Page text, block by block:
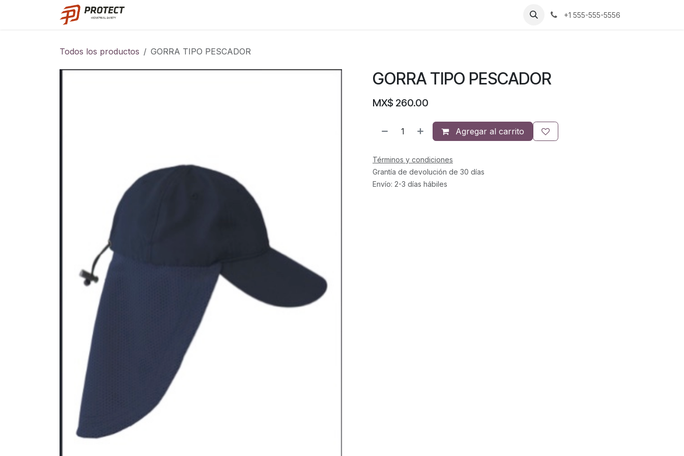
+1 555-555-5556
Todos los productos GORRA TIPO PESCADOR
GORRA TIPO PESCADOR
MX$ 260.00
Agregar al carrito
Términos y condiciones
Grantía de devolución de 30 días
Envío: 2-3 días hábiles